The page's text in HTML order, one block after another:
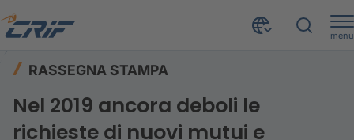
menu
RASSEGNA STAMPA
Nel 2019 ancora deboli le
richieste di nuovi mutui e